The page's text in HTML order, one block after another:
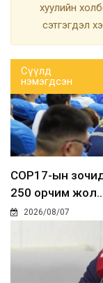
хуулийн
сэтгэгдэл
Сүүлд
нэмэгдсэн
COP17-ын зочид,
250 орчим
2026/08/07